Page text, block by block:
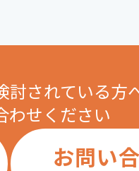
討されている方
わせください
お問い